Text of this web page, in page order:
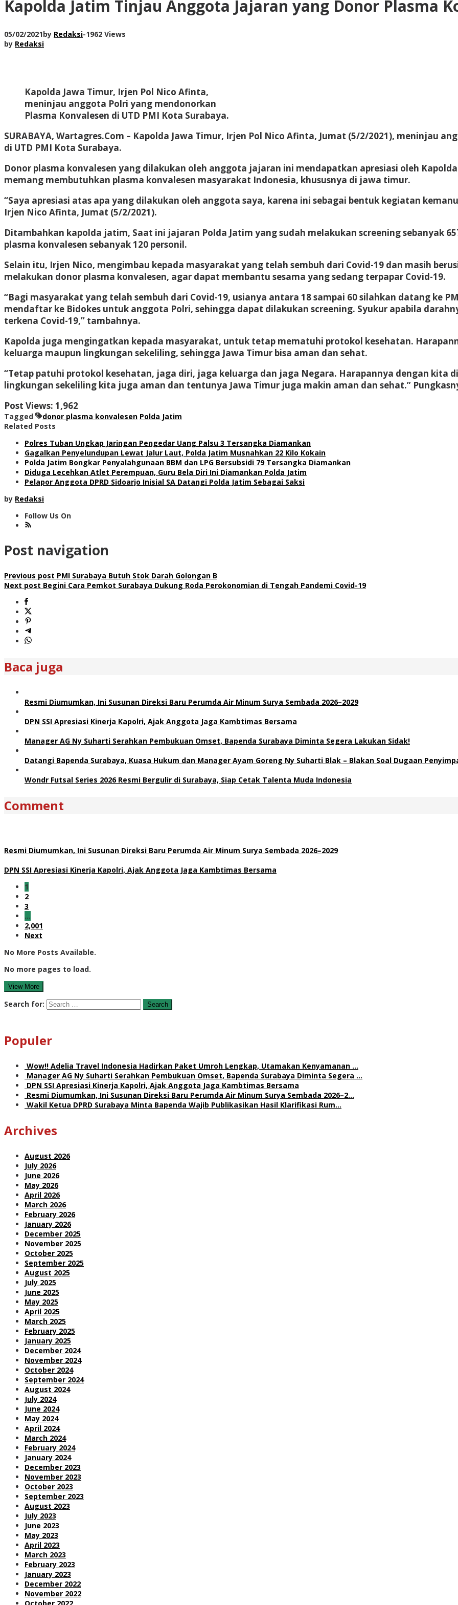
Kapolda Jatim Tinjau Anggota Jajaran yang Donor Plasma
05/02/2021by Redaksi-1962 Views
by Redaksi
Kapolda Jawa Timur, Irjen Pol Nico Afinta,
meninjau anggota Polri yang mendonorkan
Plasma Konvalesen di UTD PMI Kota Surabaya.
SURABAYA, Wartagres.Com – Kapolda Jawa Timur, Irjen Pol Nico Afinta, Jumat (5/2/2021), meninjau
di UTD PMI Kota Surabaya.
Donor plasma konvalesen yang dilakukan oleh anggota jajaran ini mendapatkan apresiasi oleh
memang membutuhkan plasma konvalesen masyarakat Indonesia, khususnya di jawa timur.
“Saya apresiasi atas apa yang dilakukan oleh anggota saya, karena ini sebagai bentuk kegiatan
Irjen Nico Afinta, Jumat (5/2/2021).
Ditambahkan kapolda jatim, Saat ini jajaran Polda Jatim yang sudah melakukan screening sebanyak
plasma konvalesen sebanyak 120 personil.
Selain itu, Irjen Nico, mengimbau kepada masyarakat yang telah sembuh dari Covid-19 dan masih
melakukan donor plasma konvalesen, agar dapat membantu sesama yang sedang terpapar Covid-19.
“Bagi masyarakat yang telah sembuh dari Covid-19, usianya antara 18 sampai 60 silahkan datang ke
mendaftar ke Bidokes untuk anggota Polri, sehingga dapat dilakukan screening. Syukur apabila
terkena Covid-19,” tambahnya.
Kapolda juga mengingatkan kepada masyarakat, untuk tetap mematuhi protokol kesehatan.
keluarga maupun lingkungan sekeliling, sehingga Jawa Timur bisa aman dan sehat.
“Tetap patuhi protokol kesehatan, jaga diri, jaga keluarga dan jaga Negara. Harapannya dengan kita
lingkungan sekeliling kita juga aman dan tentunya Jawa Timur juga makin aman dan sehat.”
Post Views: 1,962
Tagged donor plasma konvalesen Polda Jatim
Related Posts
Polres Tuban Ungkap Jaringan Pengedar Uang Palsu 3 Tersangka Diamankan
Gagalkan Penyelundupan Lewat Jalur Laut, Polda Jatim Musnahkan 22 Kilo Kokain
Polda Jatim Bongkar Penyalahgunaan BBM dan LPG Bersubsidi 79 Tersangka Diamankan
Diduga Lecehkan Atlet Perempuan, Guru Bela Diri Ini Diamankan Polda Jatim
Pelapor Anggota DPRD Sidoarjo Inisial SA Datangi Polda Jatim Sebagai Saksi
by Redaksi
Follow Us On
Post navigation
Previous post PMI Surabaya Butuh Stok Darah Golongan B
Next post Begini Cara Pemkot Surabaya Dukung Roda Perokonomian di Tengah Pandemi Covid-19
Baca juga
Resmi Diumumkan, Ini Susunan Direksi Baru Perumda Air Minum Surya Sembada 2026–2029
DPN SSI Apresiasi Kinerja Kapolri, Ajak Anggota Jaga Kambtimas Bersama
Manager AG Ny Suharti Serahkan Pembukuan Omset, Bapenda Surabaya Diminta Segera Lakukan Sidak!
Datangi Bapenda Surabaya, Kuasa Hukum dan Manager Ayam Goreng Ny Suharti Blak – Blakan Soal Dugaan
Wondr Futsal Series 2026 Resmi Bergulir di Surabaya, Siap Cetak Talenta Muda Indonesia
Comment
Resmi Diumumkan, Ini Susunan Direksi Baru Perumda Air Minum Surya Sembada 2026–2029
DPN SSI Apresiasi Kinerja Kapolri, Ajak Anggota Jaga Kambtimas Bersama
1
2
3
…
2,001
Next
No More Posts Available.
No more pages to load.
View More
Search for:
Populer
Wow!! Adelia Travel Indonesia Hadirkan Paket Umroh Lengkap, Utamakan Kenyamanan …
Manager AG Ny Suharti Serahkan Pembukuan Omset, Bapenda Surabaya Diminta Segera …
DPN SSI Apresiasi Kinerja Kapolri, Ajak Anggota Jaga Kambtimas Bersama
Resmi Diumumkan, Ini Susunan Direksi Baru Perumda Air Minum Surya Sembada 2026–2…
Wakil Ketua DPRD Surabaya Minta Bapenda Wajib Publikasikan Hasil Klarifikasi Rum…
Archives
August 2026
July 2026
June 2026
May 2026
April 2026
March 2026
February 2026
January 2026
December 2025
November 2025
October 2025
September 2025
August 2025
July 2025
June 2025
May 2025
April 2025
March 2025
February 2025
January 2025
December 2024
November 2024
October 2024
September 2024
August 2024
July 2024
June 2024
May 2024
April 2024
March 2024
February 2024
January 2024
December 2023
November 2023
October 2023
September 2023
August 2023
July 2023
June 2023
May 2023
April 2023
March 2023
February 2023
January 2023
December 2022
November 2022